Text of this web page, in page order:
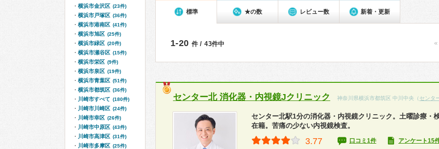
標準 ★の数 レビュー数 新着・更新
1-20 件 / 43件中
センター北 消化器・内視鏡Jクリニック 神奈川県横浜市都筑区 中川中央（ センタ
センター北駅1分の消化器・内視鏡クリニック。土曜診療・
在籍。苦痛の少ない内視鏡検査。
3.77 口コミ1件 アンケート15
横浜市金沢区 (23件)
横浜市戸塚区 (36件)
横浜市港南区 (41件)
横浜市旭区 (25件)
横浜市緑区 (20件)
横浜市瀬谷区 (15件)
横浜市栄区 (9件)
横浜市泉区 (19件)
横浜市青葉区 (51件)
横浜市都筑区 (36件)
川崎市すべて (180件)
川崎市川崎区 (24件)
川崎市幸区 (26件)
川崎市中原区 (43件)
川崎市高津区 (31件)
川崎市多摩区 (25件)